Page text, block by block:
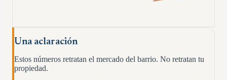
Una aclaración
Estos números retratan el mercado del barrio. No retratan tu
propiedad.